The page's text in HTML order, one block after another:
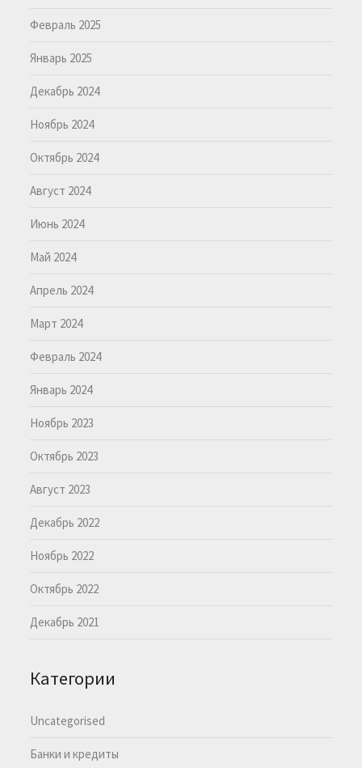
Февраль 2025
Январь 2025
Декабрь 2024
Ноябрь 2024
Октябрь 2024
Август 2024
Июнь 2024
Май 2024
Апрель 2024
Март 2024
Февраль 2024
Январь 2024
Ноябрь 2023
Октябрь 2023
Август 2023
Декабрь 2022
Ноябрь 2022
Октябрь 2022
Декабрь 2021
Категории
Uncategorised
Банки и кредиты